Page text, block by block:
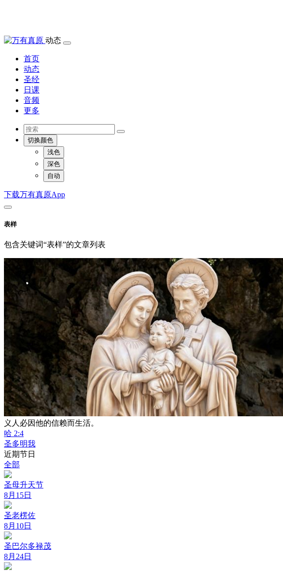
动态
首页
动态
圣经
日课
音频
更多
切换颜色
浅色
深色
自动
下载万有真原App
表样
包含关键词“表样”的文章列表
义人必因他的信赖而生活。
哈 2:4
圣多明我
近期节日
全部
圣母升天节
8月15日
圣老楞佐
8月10日
圣巴尔多禄茂
8月24日